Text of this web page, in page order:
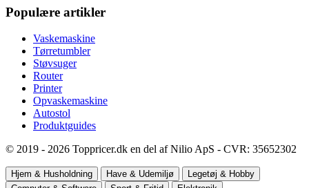
Populære artikler
Vaskemaskine
Tørretumbler
Støvsuger
Router
Printer
Opvaskemaskine
Autostol
Produktguides
© 2019 - 2026 Toppricer.dk en del af Nilio ApS - CVR: 35652302
Hjem & Husholdning Have & Udemiljø
Legetøj & Hobby